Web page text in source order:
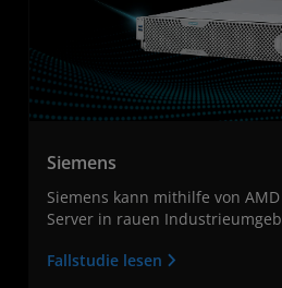
Siemens
Siemens kann mithilfe von
Server in rauen
Fallstudie lesen